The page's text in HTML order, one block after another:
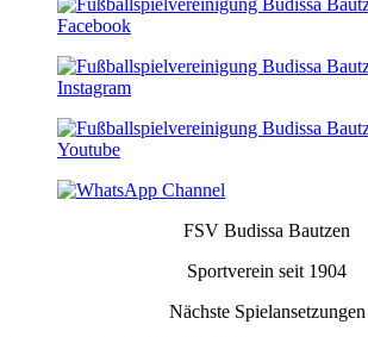
FSV Budissa Bautzen
Sportverein seit 1904
Nächste Spielansetzungen